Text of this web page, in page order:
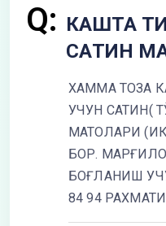
Q: КАШТА
САТИН
ХАММА ТОЗА
УЧУН САТИН(
МАТОЛАРИ
БОР.
БОҒЛАНИШ
84 94